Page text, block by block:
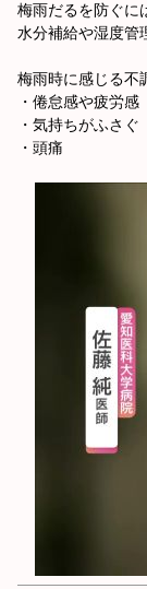
梅雨だるを防ぐに
水分補給や湿度管
梅雨時に感じる不
・倦怠感や疲労感
・気持ちがふさぐ
・頭痛